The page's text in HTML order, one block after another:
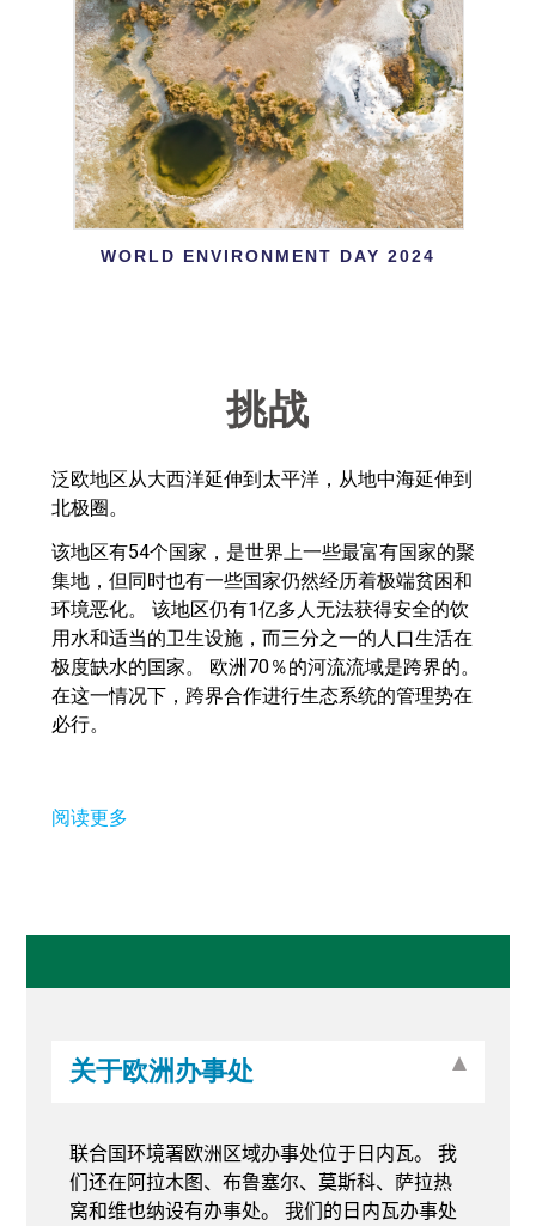
WORLD ENVIRONMENT DAY 2024
挑战
泛欧地区从大西洋延伸到太平洋，从地中海延伸到
北极圈。
该地区有54个国家，是世界上一些最富有国家的聚
集地，但同时也有一些国家仍然经历着极端贫困和
环境恶化。 该地区仍有1亿多人无法获得安全的饮
用水和适当的卫生设施，而三分之一的人口生活在
极度缺水的国家。 欧洲70％的河流流域是跨界的。
在这一情况下，跨界合作进行生态系统的管理势在
必行。
阅读更多
关于欧洲办事处
联合国环境署欧洲区域办事处位于日内瓦。
我
们还在阿拉木图、布鲁塞尔、莫斯科、萨拉热
窝和维也纳设有办事处。
我们的日内瓦办事处